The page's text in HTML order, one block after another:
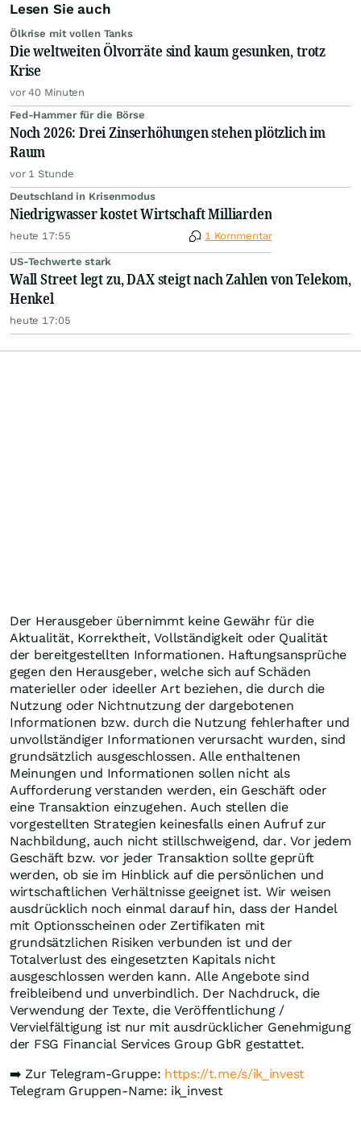
Lesen Sie auch
Ölkrise mit vollen Tanks
Die weltweiten Ölvorräte sind kaum gesunken, trotz
Krise
vor 40 Minuten
Fed-Hammer für die Börse
Noch 2026: Drei Zinserhöhungen stehen plötzlich im
Raum
vor 1 Stunde
Deutschland in Krisenmodus
Niedrigwasser kostet Wirtschaft Milliarden
heute 17:55 1 Kommentar
US-Techwerte stark
Wall Street legt zu, DAX steigt nach Zahlen von Telekom,
Henkel
heute 17:05
Der Herausgeber übernimmt keine Gewähr für die
Aktualität, Korrektheit, Vollständigkeit oder Qualität
der bereitgestellten Informationen. Haftungsansprüche
gegen den Herausgeber, welche sich auf Schäden
materieller oder ideeller Art beziehen, die durch die
Nutzung oder Nichtnutzung der dargebotenen
Informationen bzw. durch die Nutzung fehlerhafter und
unvollständiger Informationen verursacht wurden, sind
grundsätzlich ausgeschlossen. Alle enthaltenen
Meinungen und Informationen sollen nicht als
Aufforderung verstanden werden, ein Geschäft oder
eine Transaktion einzugehen. Auch stellen die
vorgestellten Strategien keinesfalls einen Aufruf zur
Nachbildung, auch nicht stillschweigend, dar. Vor jedem
Geschäft bzw. vor jeder Transaktion sollte geprüft
werden, ob sie im Hinblick auf die persönlichen und
wirtschaftlichen Verhältnisse geeignet ist. Wir weisen
ausdrücklich noch einmal darauf hin, dass der Handel
mit Optionsscheinen oder Zertifikaten mit
grundsätzlichen Risiken verbunden ist und der
Totalverlust des eingesetzten Kapitals nicht
ausgeschlossen werden kann. Alle Angebote sind
freibleibend und unverbindlich. Der Nachdruck, die
Verwendung der Texte, die Veröffentlichung /
Vervielfältigung ist nur mit ausdrücklicher Genehmigung
der FSG Financial Services Group GbR gestattet.
➡️ Zur Telegram-Gruppe: https://t.me/s/ik_invest
Telegram Gruppen-Name: ik_invest